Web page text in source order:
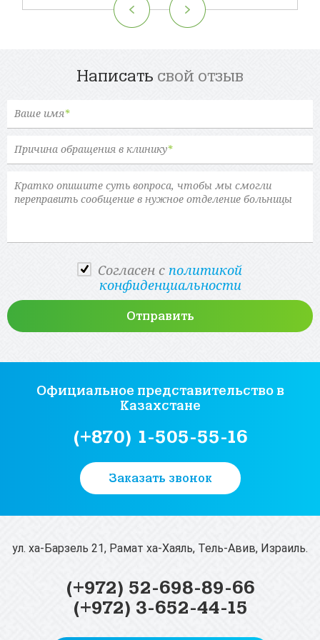
Написать свой отзыв
Ваше имя*
Причина обращения в клинику*
Cогласен с политикой
конфиденциальности
Официальное представительство в
Казахстане
(+870) 1-505-55-16
Заказать звонок
(+972) 52-698-89-66
(+972) 3-652-44-15
ул. ха-Барзель 21, Рамат ха-Хаяль, Тель-Авив, Израиль.